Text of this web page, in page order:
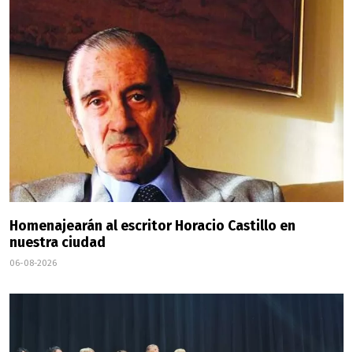
Homenajearán al escritor Horacio Castillo en
nuestra ciudad
06-08-2026